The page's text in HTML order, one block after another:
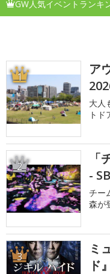
GW人気イベントランキ
1
ア
大人
トド
2
-
チー
森が
3
ミ
ド